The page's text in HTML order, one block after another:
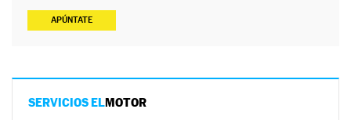
APÚNTATE
SERVICIOS ELMOTOR